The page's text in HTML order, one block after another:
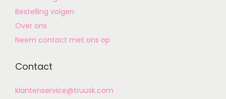
Bestelling volgen
Over ons
Neem contact met ons op
Contact
klantenservice@truusk.com